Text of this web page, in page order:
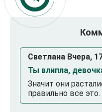
Светлана Вчера,
Ты влипла,
Значит они
правильно все это.